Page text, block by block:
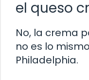
el queso
No, la crema
no es lo
Philadelphia.